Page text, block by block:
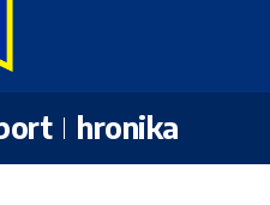
hronika